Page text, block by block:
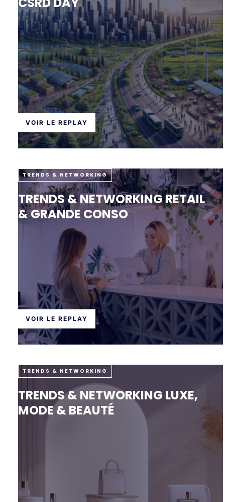
VOIR LE REPLAY
TRENDS & NETWORKING
TRENDS & NETWORKING RETAIL
& GRANDE CONSO
VOIR LE REPLAY
TRENDS & NETWORKING
TRENDS & NETWORKING LUXE,
MODE & BEAUTÉ